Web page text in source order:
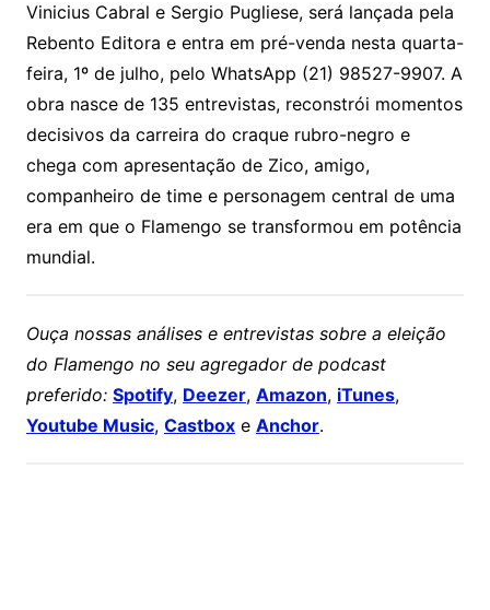
Vinicius Cabral e Sergio Pugliese, será lançada pela
Rebento Editora e entra em pré-venda nesta quarta-
feira, 1º de julho, pelo WhatsApp (21) 98527-9907. A
obra nasce de 135 entrevistas, reconstrói momentos
decisivos da carreira do craque rubro-negro e
chega com apresentação de Zico, amigo,
companheiro de time e personagem central de uma
era em que o Flamengo se transformou em potência
mundial.
Ouça nossas análises e entrevistas sobre a eleição
do Flamengo no seu agregador de podcast
preferido: Spotify, Deezer, Amazon, iTunes,
Youtube Music, Castboxe Anchor.